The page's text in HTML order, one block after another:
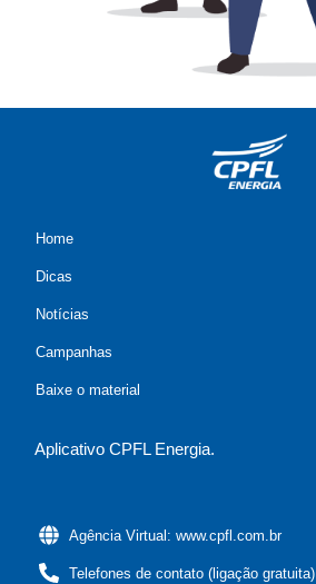
Home
Dicas
Notícias
Campanhas
Baixe o material
Aplicativo CPFL Energia.
Agência Virtual: www.cpfl.com.br
Telefones de contato (ligação gratuita)